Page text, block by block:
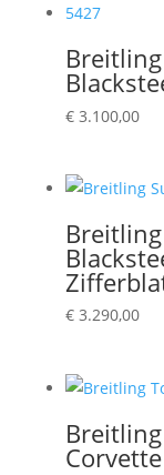
€3.100,00
€3.290,00
Corvette